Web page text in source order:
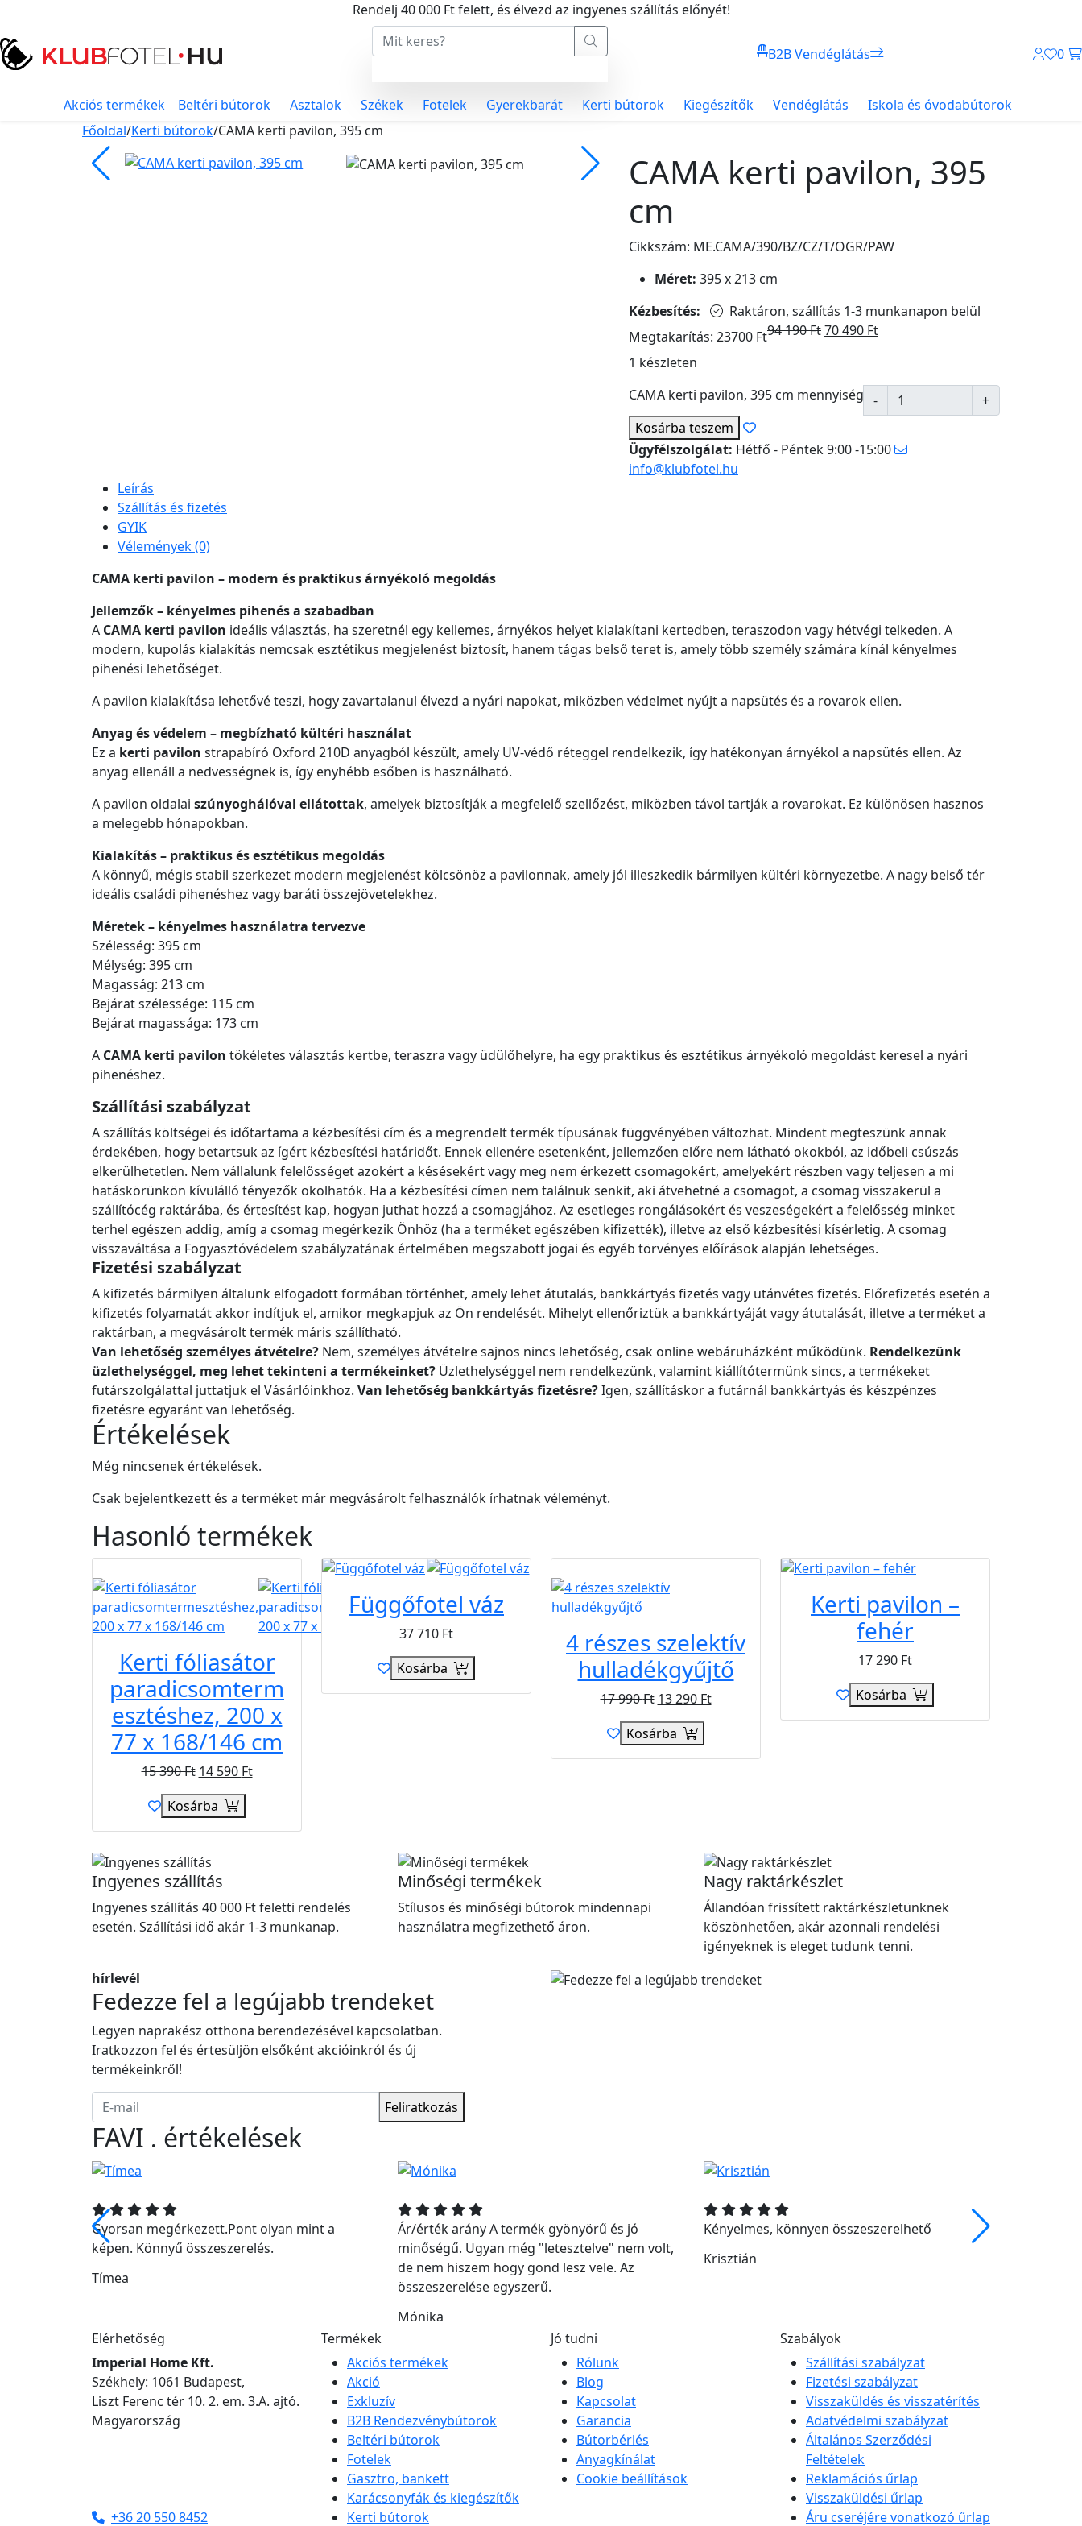
Rendelj 40 000 Ft felett, és élvezd az ingyenes szállítás előnyét!
B2B Vendéglátás 0
Akciós termékek Beltéri bútorok Asztalok Székek Fotelek Gyerekbarát Kerti bútorok Kiegészítők Vendéglátás
Iskola és óvodabútorok
Főoldal/Kerti bútorok/CAMA kerti pavilon, 395 cm
CAMA kerti pavilon, 395
cm
Cikkszám: ME.CAMA/390/BZ/CZ/T/OGR/PAW
Méret: 395 x 213 cm
Kézbesítés:
Raktáron, szállítás 1-3 munkanapon belül
Megtakarítás: 23700 Ft94 190Ft70 490 Ft
1 készleten
CAMA kerti pavilon, 395 cm mennyiség
Kosárba teszem
Ügyfélszolgálat: Hétfő - Péntek 9:00 -15:00
info@klubfotel.hu
Leírás
Szállítás és fizetés
GYIK
Vélemények (0)
CAMA kerti pavilon – modern és praktikus árnyékoló megoldás
Jellemzők – kényelmes pihenés a szabadban
A CAMA kerti pavilon ideális választás, ha szeretnél egy kellemes, árnyékos helyet kialakítani kertedben, teraszodon vagy hétvégi telkeden. A
modern, kupolás kialakítás nemcsak esztétikus megjelenést biztosít, hanem tágas belső teret is, amely több személy számára kínál kényelmes
pihenési lehetőséget.
A pavilon kialakítása lehetővé teszi, hogy zavartalanul élvezd a nyári napokat, miközben védelmet nyújt a napsütés és a rovarok ellen.
Anyag és védelem – megbízható kültéri használat
Ez a kerti pavilon strapabíró Oxford 210D anyagból készült, amely UV-védő réteggel rendelkezik, így hatékonyan árnyékol a napsütés ellen. Az
anyag ellenáll a nedvességnek is, így enyhébb esőben is használható.
A pavilon oldalai szúnyoghálóval ellátottak, amelyek biztosítják a megfelelő szellőzést, miközben távol tartják a rovarokat. Ez különösen hasznos
a melegebb hónapokban.
Kialakítás – praktikus és esztétikus megoldás
A könnyű, mégis stabil szerkezet modern megjelenést kölcsönöz a pavilonnak, amely jól illeszkedik bármilyen kültéri környezetbe. A nagy belső tér
ideális családi pihenéshez vagy baráti összejövetelekhez.
Méretek – kényelmes használatra tervezve
Szélesség: 395 cm
Mélység: 395 cm
Magasság: 213 cm
Bejárat szélessége: 115 cm
Bejárat magassága: 173 cm
A CAMA kerti pavilon tökéletes választás kertbe, teraszra vagy üdülőhelyre, ha egy praktikus és esztétikus árnyékoló megoldást keresel a nyári
pihenéshez.
Szállítási szabályzat
A szállítás költségei és időtartama a kézbesítési cím és a megrendelt termék típusának függvényében változhat. Mindent megteszünk annak
érdekében, hogy betartsuk az ígért kézbesítési határidőt. Ennek ellenére esetenként, jellemzően előre nem látható okokból, az időbeli csúszás
elkerülhetetlen. Nem vállalunk felelősséget azokért a késésekért vagy meg nem érkezett csomagokért, amelyekért részben vagy teljesen a mi
hatáskörünkön kívülálló tényezők okolhatók. Ha a kézbesítési címen nem találnuk senkit, aki átvehetné a csomagot, a csomag visszakerül a
szállítócég raktárába, és értesítést kap, hogyan juthat hozzá a csomagjához. Az esetleges rongálásokért és veszeségekért a felelősség minket
terhel egészen addig, amíg a csomag megérkezik Önhöz (ha a terméket egészében kifizették), illetve az első kézbesítési kísérletig. A csomag
visszaváltása a Fogyasztóvédelem szabályzatának értelmében megszabott jogai és egyéb törvényes előírások alapján lehetséges.
Fizetési szabályzat
A kifizetés bármilyen általunk elfogadott formában történhet, amely lehet átutalás, bankkártyás fizetés vagy utánvétes fizetés. Előrefizetés esetén a
kifizetés folyamatát akkor indítjuk el, amikor megkapjuk az Ön rendelését. Mihelyt ellenőriztük a bankkártyáját vagy átutalását, illetve a terméket a
raktárban, a megvásárolt termék máris szállítható.
Van lehetőség személyes átvételre? Nem, személyes átvételre sajnos nincs lehetőség, csak online webáruházként működünk. Rendelkezünk
üzlethelységgel, meg lehet tekinteni a termékeinket? Üzlethelységgel nem rendelkezünk, valamint kiállítótermünk sincs, a termékeket
futárszolgálattal juttatjuk el Vásárlóinkhoz. Van lehetőség bankkártyás fizetésre?Igen, szállításkor a futárnál bankkártyás és készpénzes
fizetésre egyaránt van lehetőség.
Értékelések
Még nincsenek értékelések.
Csak bejelentkezett és a terméket már megvásárolt felhasználók írhatnak véleményt.
Hasonló termékek
Kerti fóliasátor
paradicsomterm
esztéshez, 200 x
77 x 168/146 cm
15 390Ft 14 590 Ft
Kosárba
Függőfotel váz
37 710 Ft
Kosárba
4 részes szelektív
hulladékgyűjtő
17 990Ft 13 290 Ft
Kosárba
Kerti pavilon –
fehér
17 290 Ft
Kosárba
Ingyenes szállítás
Ingyenes szállítás 40 000 Ft feletti rendelés
esetén. Szállítási idő akár 1-3 munkanap.
Minőségi termékek
Stílusos és minőségi bútorok mindennapi
használatra megfizethető áron.
Nagy raktárkészlet
Állandóan frissített raktárkészletünknek
köszönhetően, akár azonnali rendelési
igényeknek is eleget tudunk tenni.
hírlevél
Fedezze fel a legújabb trendeket
Legyen naprakész otthona berendezésével kapcsolatban.
Iratkozzon fel és értesüljön elsőként akcióinkról és új
termékeinkről!
Feliratkozás
FAVI . értékelések
Gyorsan megérkezett.Pont olyan mint a
képen. Könnyű összeszerelés.
Tímea
Ár/érték arány A termék gyönyörű és jó
minőségű. Ugyan még "letesztelve" nem volt,
de nem hiszem hogy gond lesz vele. Az
összeszerelése egyszerű.
Mónika
Kényelmes, könnyen összeszerelhető
Krisztián
Elérhetőség
Imperial Home Kft.
Székhely: 1061 Budapest,
Liszt Ferenc tér 10. 2. em. 3.A. ajtó.
Magyarország
+36 20 550 8452
Termékek
Akciós termékek
Akció
Exkluzív
B2B Rendezvénybútorok
Beltéri bútorok
Fotelek
Gasztro, bankett
Karácsonyfák és kiegészítők
Kerti bútorok
Jó tudni
Rólunk
Blog
Kapcsolat
Garancia
Bútorbérlés
Anyagkínálat
Cookie beállítások
Szabályok
Szállítási szabályzat
Fizetési szabályzat
Visszaküldés és visszatérítés
Adatvédelmi szabályzat
Általános Szerződési
Feltételek
Reklamációs űrlap
Visszaküldési űrlap
Áru cseréjére vonatkozó űrlap